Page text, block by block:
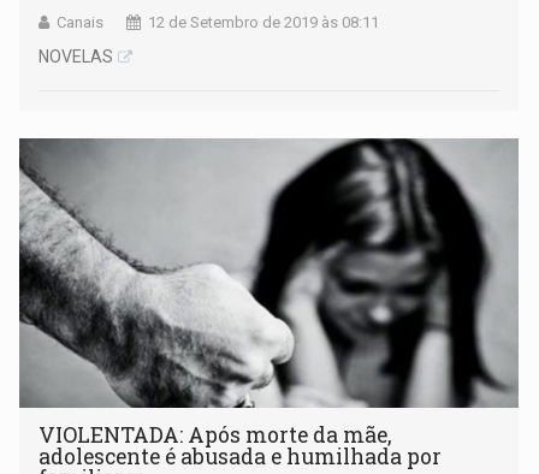
Canais 12 de Setembro de 2019 às 08:11
NOVELAS
VIOLENTADA: Após morte da mãe,
adolescente é abusada e humilhada por